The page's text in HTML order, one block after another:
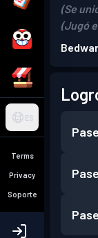
ES
Terms
Privacy
Soporte
(Se
(Jugó